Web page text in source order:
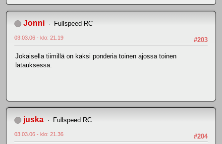
Jonni Fullspeed RC
#203
03.03.06 - klo: 21.19
Jokaisella tiimillä on kaksi ponderia toinen ajossa toinen
latauksessa.
juska Fullspeed RC
#204
03.03.06 - klo: 21.36